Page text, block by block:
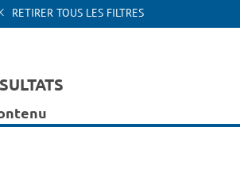
RETIRER TOUS LES FILTRES